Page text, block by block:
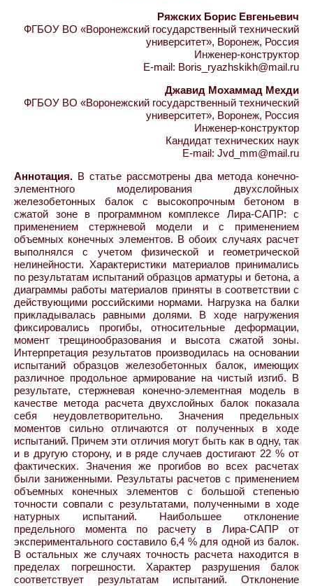
Ряжских Борис Евгеньевич
ФГБОУ ВО «Воронежский государственный технический
университет», Воронеж, Россия
Инженер-конструктор
E-mail: Boris_ryazhskikh@mail.ru
Джавид Мохаммад Мехди
ФГБОУ ВО «Воронежский государственный технический
университет», Воронеж, Россия
Инженер-конструктор
Кандидат технических наук
E-mail: Jvd_mm@mail.ru
Аннотация. В статье рассмотрены два метода конечно-
элементного моделирования двухслойных
железобетонных балок с высокопрочным бетоном в
сжатой зоне в программном комплексе Лира-САПР: с
применением стержневой модели и с применением
объемных конечных элементов. В обоих случаях расчет
выполнялся с учетом физической и геометрической
нелинейности. Характеристики материалов принимались
по результатам испытаний образцов арматуры и бетона, а
диаграммы работы материалов приняты в соответствии с
действующими российскими нормами. Нагрузка на балки
прикладывалась равными долями. В ходе нагружения
фиксировались прогибы, относительные деформации,
момент трещинообразования и высота сжатой зоны.
Интерпретация результатов производилась на основании
испытаний образцов железобетонных балок, имеющих
различное продольное армирование на чистый изгиб. В
результате, стержневая конечно-элементная модель в
качестве метода расчета двухслойных балок показала
себя неудовлетворительно. Значения предельных
моментов сильно отличаются от полученных в ходе
испытаний. Причем эти отличия могут быть как в одну, так
и в другую сторону, и в ряде случаев достигают 22 % от
фактических. Значения же прогибов во всех расчетах
были заниженными. Результаты расчетов с применением
объемных конечных элементов с большой степенью
точности совпали с результатами, полученными в ходе
натурных испытаний. Наибольшее отклонение
предельного момента по расчету в Лира-САПР от
экспериментального составило 6,4 % для одной из балок.
В остальных же случаях точность расчета находится в
пределах погрешности. Характер разрушения балок
соответствует результатам испытаний. Отклонение